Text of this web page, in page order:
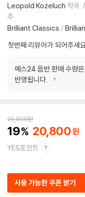
Leopold Kozeluch 작곡
주
Brilliant Classics /
첫번째 리뷰어가 되어주세
예스24 음반 판매 수량은
반영됩니다.
25,600원
19 20,800
YES포인트
사용 가능한 쿠폰 받기